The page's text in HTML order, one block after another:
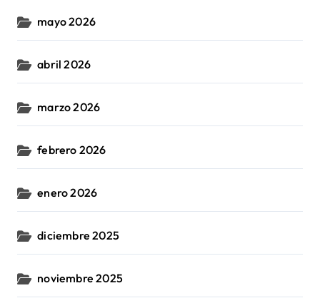
mayo 2026
abril 2026
marzo 2026
febrero 2026
enero 2026
diciembre 2025
noviembre 2025